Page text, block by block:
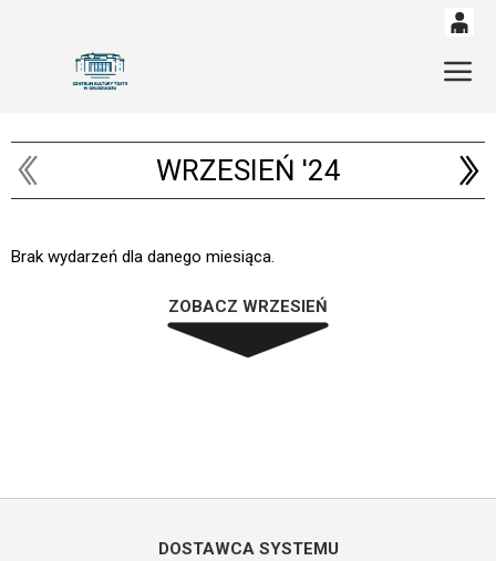
14 53
WRZESIEŃ '24
Brak wydarzeń dla danego miesiąca.
ZOBACZ WRZESIEŃ
DOSTAWCA SYSTEMU